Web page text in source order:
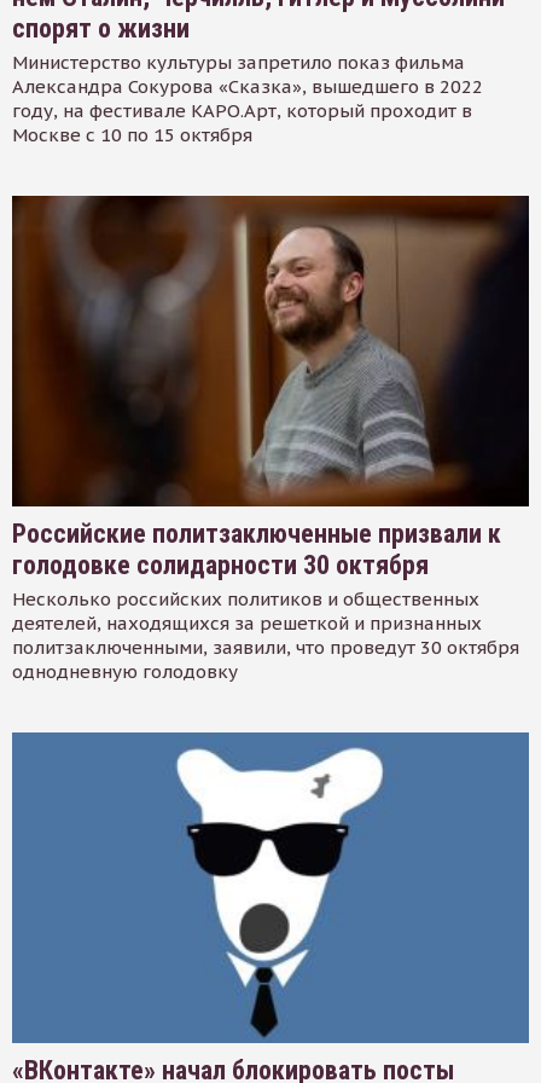
спорят о жизни
Министерство культуры запретило показ фильма
Александра Сокурова «Сказка», вышедшего в 2022
году, на фестивале КАРО.Арт, который проходит в
Москве с 10 по 15 октября
Российские политзаключенные призвали к
голодовке солидарности 30 октября
Несколько российских политиков и общественных
деятелей, находящихся за решеткой и признанных
политзаключенными, заявили, что проведут 30 октября
однодневную голодовку
«ВКонтакте» начал блокировать посты